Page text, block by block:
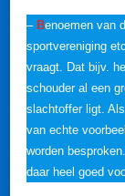
– Benoemen van
sportvereniging
vraagt. Dat bijv.
schouder al een
slachtoffer ligt.
van echte
worden
daar heel goed